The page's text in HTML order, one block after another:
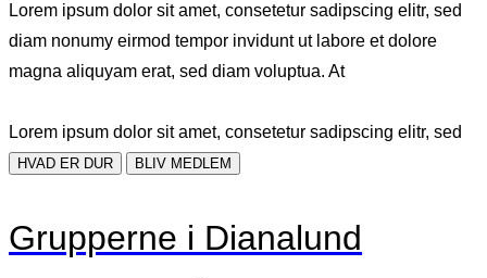
Lorem ipsum dolor sit amet, consetetur sadipscing elitr, sed
diam nonumy eirmod tempor invidunt ut labore et dolore
magna aliquyam erat, sed diam voluptua. At
Lorem ipsum dolor sit amet, consetetur sadipscing elitr, sed
HVAD ER DUR BLIV MEDLEM
Grupperne i Dianalund